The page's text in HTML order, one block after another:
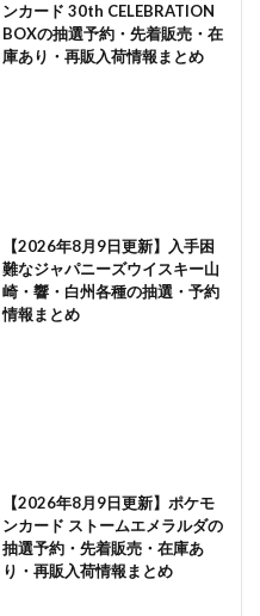
ンカード 30th CELEBRATION
BOXの抽選予約・先着販売・在
庫あり・再販入荷情報まとめ
【2026年8月9日更新】入手困
難なジャパニーズウイスキー山
崎・響・白州各種の抽選・予約
情報まとめ
【2026年8月9日更新】ポケモ
ンカード ストームエメラルダの
抽選予約・先着販売・在庫あ
り・再販入荷情報まとめ